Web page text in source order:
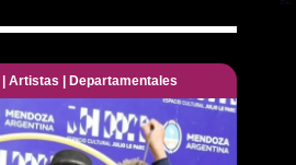
|Artistas |Departamentales